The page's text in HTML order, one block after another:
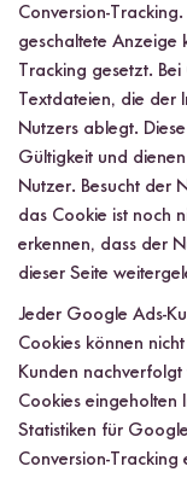
Conversion-
geschaltete Anzeige
Tracking gesetzt. Bei
Textdateien, die der
Nutzers ablegt.
Gültigkeit und
Nutzer. Besucht der
das Cookie ist noch
erkennen, dass der
dieser Seite
Jeder Google Ads-
Cookies können
Kunden nachverfolgt
Cookies eingeholten
Statistiken für
Conversion-Tracking